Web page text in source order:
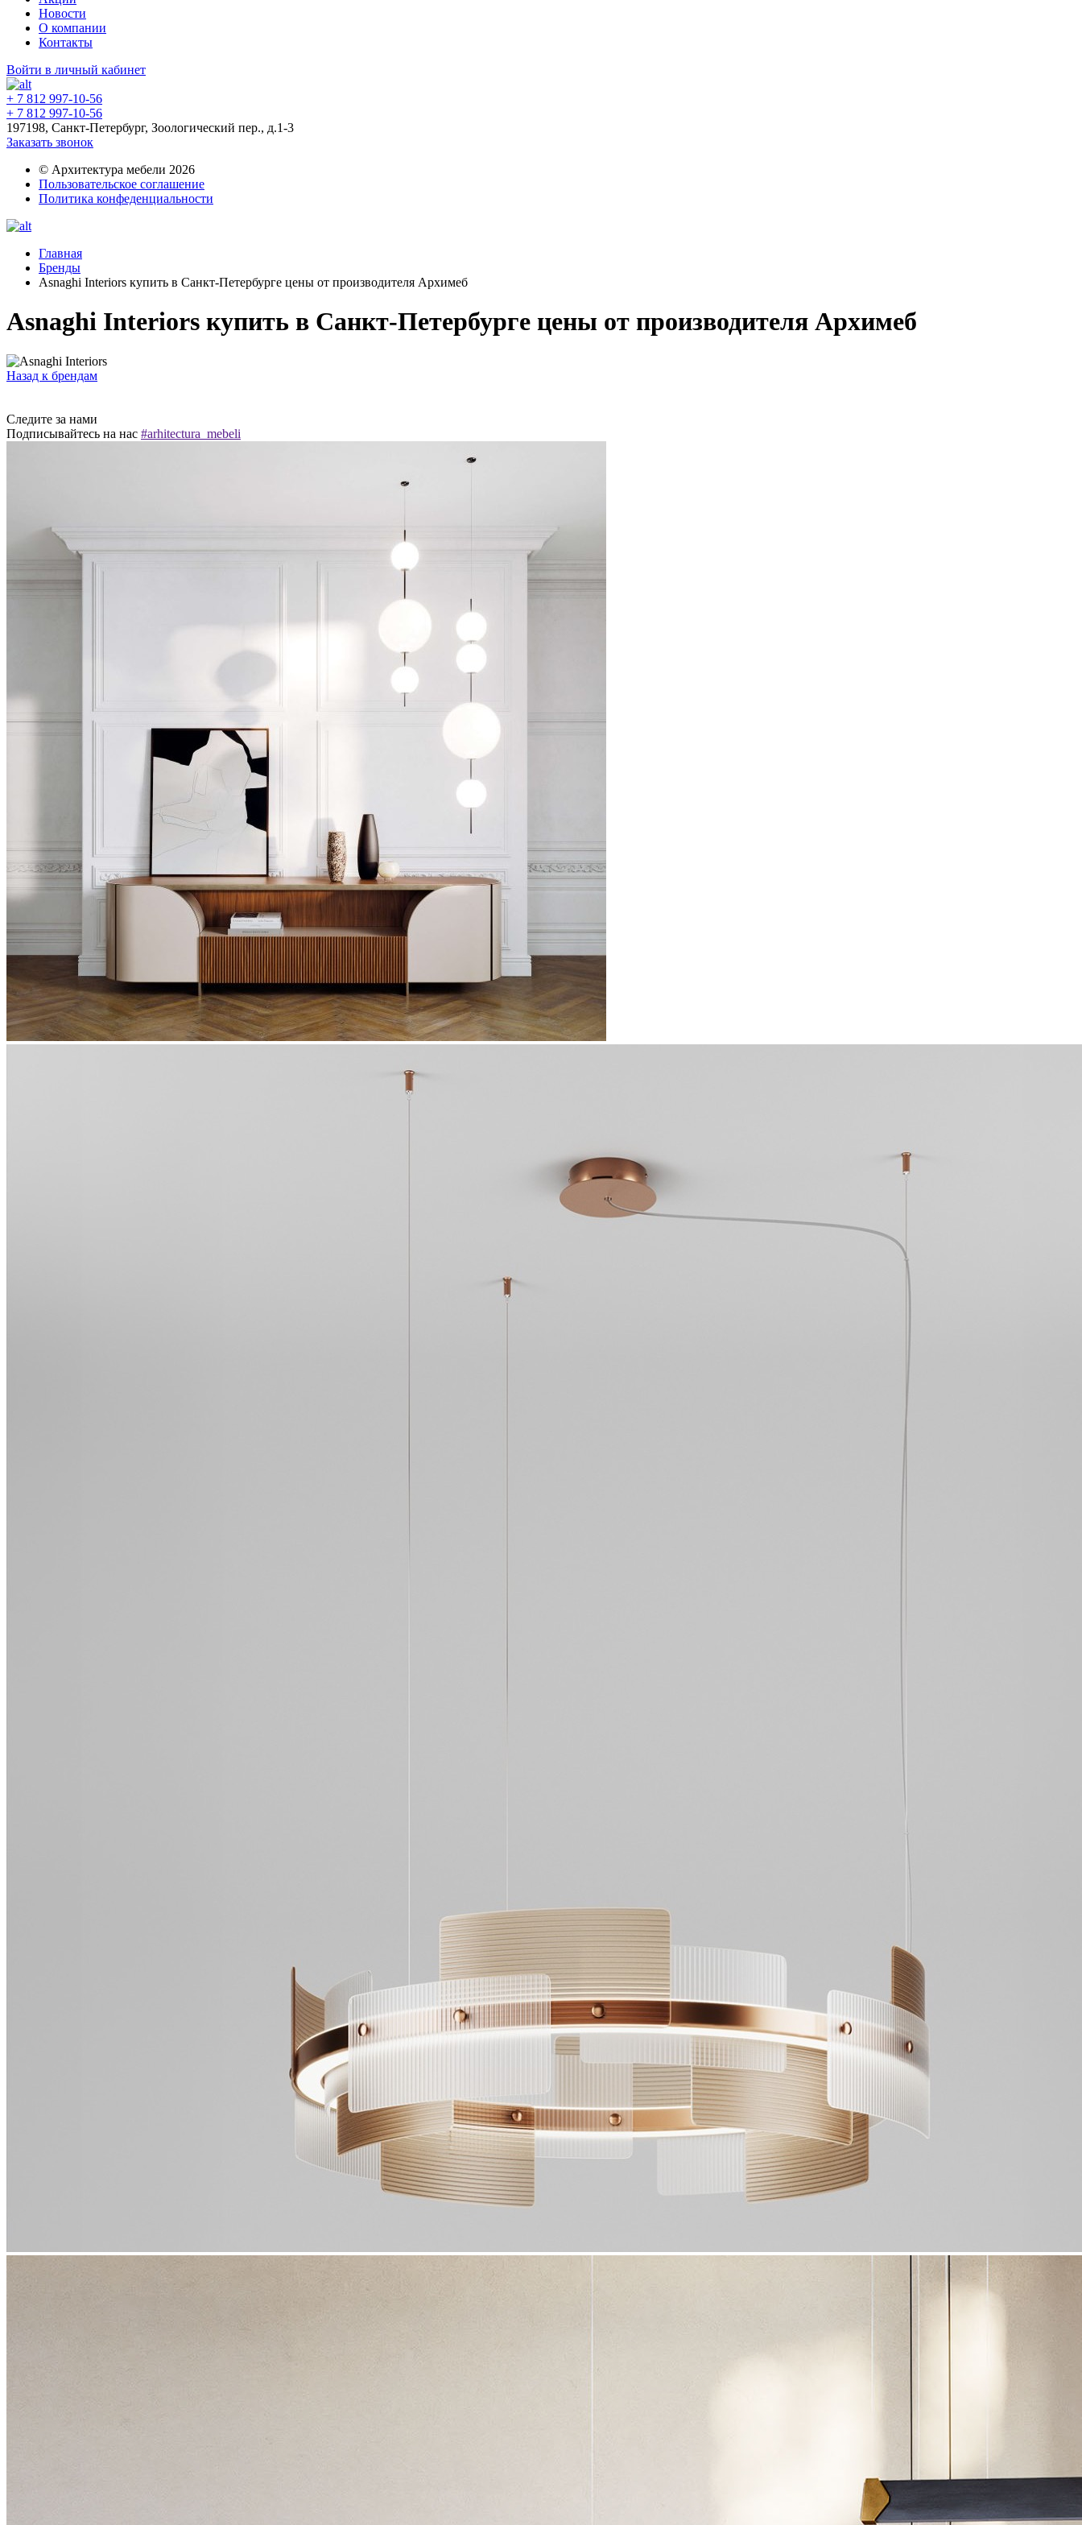
Новости
О компании
Контакты
Войти в личный кабинет
+ 7 812 997-10-56
+ 7 812 997-10-56
197198, Санкт-Петербург, Зоологический пер., д.1-3
Заказать звонок
© Архитектура мебели 2026
Пользовательское соглашение
Политика конфеденциальности
Главная
Бренды
Asnaghi Interiors купить в Санкт-Петербурге цены от производителя Архимеб
Asnaghi Interiors купить в Санкт-Петербурге цены от производителя Архимеб
Назад к брендам
Следите за нами
Подписывайтесь на нас #arhitectura_mebeli